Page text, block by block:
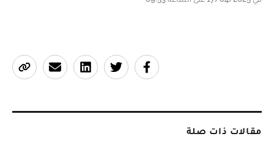
مقالات ذات صلة